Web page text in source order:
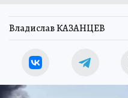
Владислав КАЗАНЦЕВ